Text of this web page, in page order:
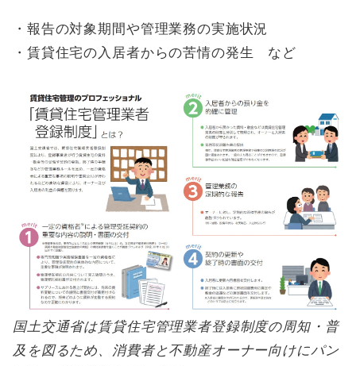
・報告の対象期間や管理業務の実施状況
・賃貸住宅の入居者からの苦情の発生 など
国土交通省は賃貸住宅管理業者登録制度の周知・普
及を図るため、消費者と不動産オーナー向けにパン